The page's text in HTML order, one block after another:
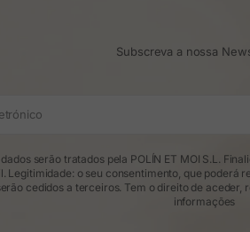
Subscreva a nossa
dados serão tratados pela POLÍN ET MOI S.L.
Legitimidade: o seu consentimento, que poderá
cedidos a terceiros. Tem o direito de aceder,
informações